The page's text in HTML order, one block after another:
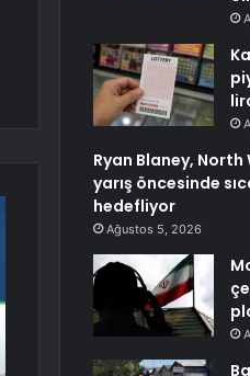
Ryan Blaney,
yarış öncesinde
hedefliyor
Ağustos 5, 2026